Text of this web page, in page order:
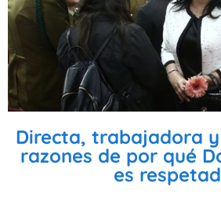
Directa, trabajadora
razones de por qué
es